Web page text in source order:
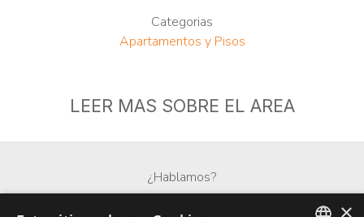
Categorias
Apartamentos y Pisos
LEER MAS SOBRE EL AREA
¿Hablamos?
Whatsapp
×